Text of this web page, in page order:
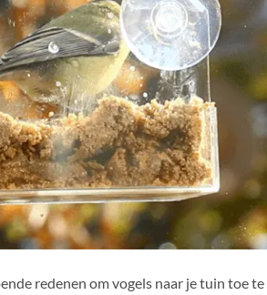
redenen om vogels naar je tuin toe te